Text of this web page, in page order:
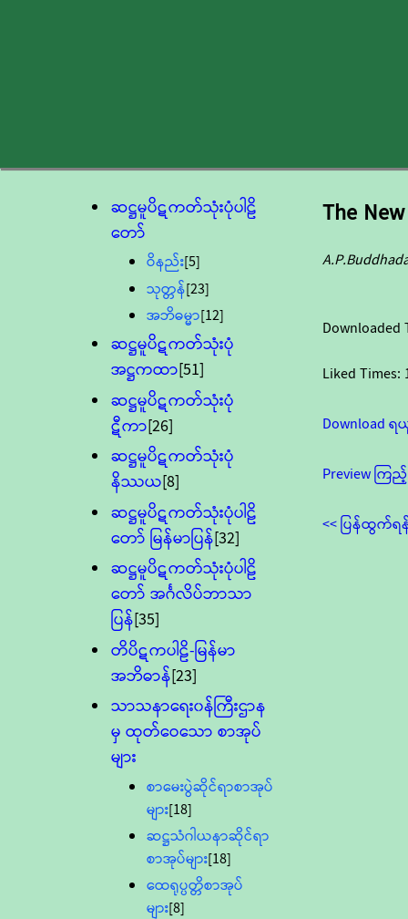
ဆဋ္ဌမူပိဋကတ်သုံးပုံပါဠိ
တော်
ဝိနည်း[5]
သုတ္တန်[23]
အဘိဓမ္မာ[12]
ဆဋ္ဌမူပိဋကတ်သုံးပုံ
အဋ္ဌကထာ[51]
ဆဋ္ဌမူပိဋကတ်သုံးပုံ
ဋီကာ[26]
ဆဋ္ဌမူပိဋကတ်သုံးပုံ
နိဿယ[8]
ဆဋ္ဌမူပိဋကတ်သုံးပုံပါဠိ
တော် မြန်မာပြန်[32]
ဆဋ္ဌမူပိဋကတ်သုံးပုံပါဠိ
တော် အင်္ဂလိပ်ဘာသာ
ပြန်[35]
တိပိဋကပါဠိ-မြန်မာ
အဘိဓာန်[23]
သာသနာရေး၀န်ကြီးဌာန
မှ ထုတ်ဝေသော စာအုပ်
များ
စာမေးပွဲဆိုင်ရာစာအုပ်
များ[18]
ဆဋ္ဌသံဂါယနာဆိုင်ရာ
စာအုပ်များ[18]
ထေရုပ္ပတ္တိစာအုပ်
များ[8]
The
Downloaded
Liked Times:
Download
Preview ကြ
<< ပြန်ထွက်ရ